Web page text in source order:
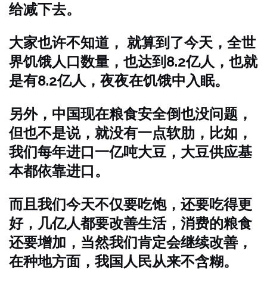
给减下去。
大家也许不知道， 就算到了今天，全世
界饥饿人口数量，也达到8.2亿人，也就
是有8.2亿人，夜夜在饥饿中入眠。
另外，中国现在粮食安全倒也没问题，
但也不是说，就没有一点软肋，比如，
我们每年进口一亿吨大豆，大豆供应基
本都依靠进口。
而且我们今天不仅要吃饱，还要吃得更
好，几亿人都要改善生活，消费的粮食
还要增加，当然我们肯定会继续改善，
在种地方面，我国人民从来不含糊。